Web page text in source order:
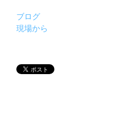
ブログ
現場から